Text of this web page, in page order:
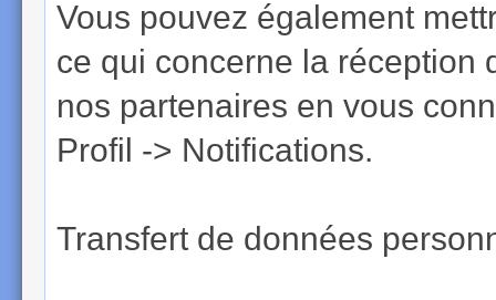
Vous pouvez également
ce qui concerne la réception
nos partenaires en vous
Profil -> Notifications.
Transfert de données